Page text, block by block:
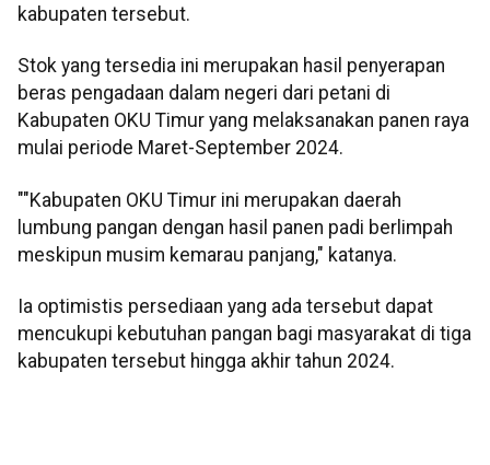
kabupaten tersebut.
Stok yang tersedia ini merupakan hasil penyerapan
beras pengadaan dalam negeri dari petani di
Kabupaten OKU Timur yang melaksanakan panen raya
mulai periode Maret-September 2024.
""Kabupaten OKU Timur ini merupakan daerah
lumbung pangan dengan hasil panen padi berlimpah
meskipun musim kemarau panjang," katanya.
Ia optimistis persediaan yang ada tersebut dapat
mencukupi kebutuhan pangan bagi masyarakat di tiga
kabupaten tersebut hingga akhir tahun 2024.